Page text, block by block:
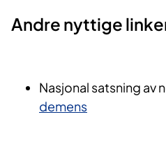
Andre nyttige
Nasjonal satsning av
demens